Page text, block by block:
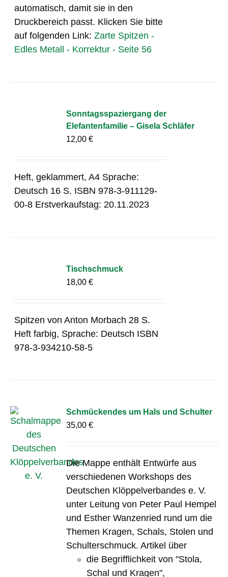
automatisch, damit sie in den
Druckbereich passt. Klicken Sie bitte
auf folgenden Link:Zarte Spitzen -
Edles Metall - Korrektur - Seite 56
Sonntagsspaziergang der
Elefantenfamilie – Gisela Schläfer
12,00€
Heft, geklammert, A4 Sprache:
Deutsch 16 S. ISBN 978-3-911129-
00-8 Erstverkaufstag: 20.11.2023
Tischschmuck
18,00€
Spitzen von Anton Morbach 28 S.
Heft farbig, Sprache: Deutsch ISBN
978-3-934210-58-5
Schmückendes um Hals und Schulter
35,00€
Die Mappe enthält Entwürfe aus
verschiedenen Workshops des
Deutschen Klöppelverbandes e. V.
unter Leitung von Peter Paul Hempel
und Esther Wanzenried rund um die
Themen Kragen, Schals, Stolen und
Schulterschmuck. Artikel über
die Begrifflichkeit von "Stola,
Schal und Kragen",